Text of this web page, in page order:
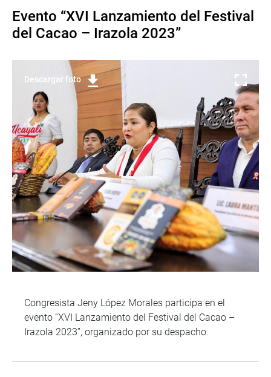
Evento “XVI Lanzamiento del Festival
del Cacao – Irazola 2023”
Descargar foto
Congresista Jeny López Morales participa en el
evento “XVI Lanzamiento del Festival del Cacao –
Irazola 2023”, organizado por su despacho.